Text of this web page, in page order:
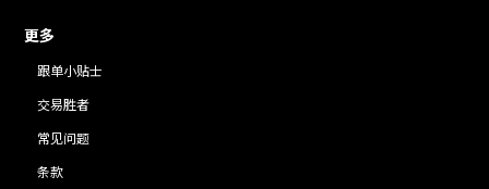
更多
跟单小贴士
交易胜者
常见问题
条款